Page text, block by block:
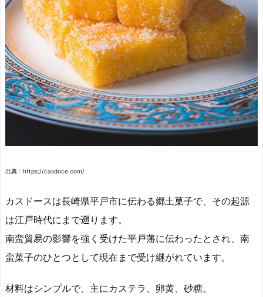
出典：https://casdoce.com/
カスドースは長崎県平戸市に伝わる郷土菓子で、その起源
は江戸時代にまで遡ります。
南蛮貿易の影響を強く受けた平戸藩に伝わったとされ、南
蛮菓子のひとつとして現在まで受け継がれています。
材料はシンプルで、主にカステラ、卵黄、砂糖。